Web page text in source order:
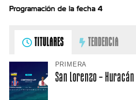
Programación de la fecha 4
TITULARES TENDENCIA
PRIMERA
San Lorenzo –